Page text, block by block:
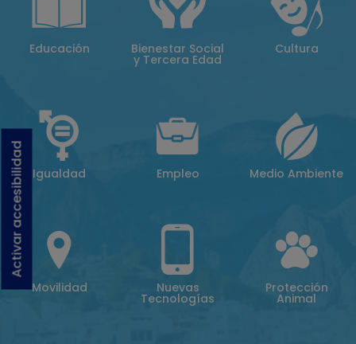
Activar accesibilidad
Educación Bienestar Social
y Tercera Edad
Cultura
Igualdad Empleo Medio Ambiente
Movilidad Nuevas
Tecnologías
Protección
Animal